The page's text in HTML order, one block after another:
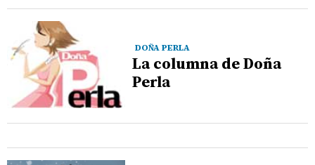
DOÑA PERLA
La columna de Doña
Perla